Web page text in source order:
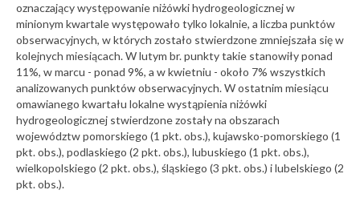
oznaczający występowanie niżówki hydrogeologicznej w
minionym kwartale występowało tylko lokalnie, a liczba punktów
obserwacyjnych, w których zostało stwierdzone zmniejszała się w
kolejnych miesiącach. W lutym br. punkty takie stanowiły ponad
11%, w marcu - ponad 9%, a w kwietniu - około 7% wszystkich
analizowanych punktów obserwacyjnych. W ostatnim miesiącu
omawianego kwartału lokalne wystąpienia niżówki
hydrogeologicznej stwierdzone zostały na obszarach
województw pomorskiego (1 pkt. obs.), kujawsko-pomorskiego (1
pkt. obs.), podlaskiego (2 pkt. obs.), lubuskiego (1 pkt. obs.),
wielkopolskiego (2 pkt. obs.), śląskiego (3 pkt. obs.) i lubelskiego (2
pkt. obs.).